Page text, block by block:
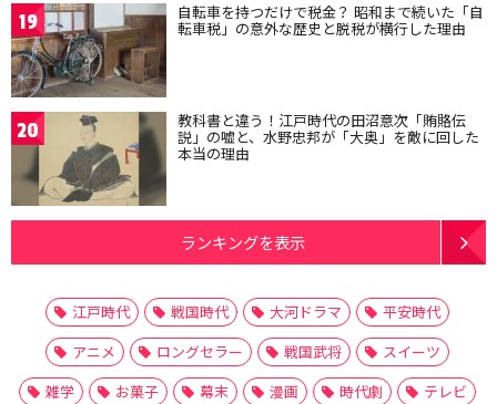
19 自転車を持つだけで税金？ 昭和まで続いた「自
転車税」の意外な歴史と脱税が横行した理由
20 教科書と違う！江戸時代の田沼意次「賄賂伝
説」の嘘と、水野忠邦が「大奥」を敵に回した
本当の理由
ランキングを表示
江戸時代 戦国時代 大河ドラマ
平安時代
アニメ
ロングセラー 戦国武将
スイーツ
雑学
お菓子 幕末 漫画 時代劇
テレビ